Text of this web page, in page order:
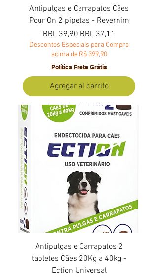
Antipulgas e Carrapatos Cães
Pour On 2 pipetas - Revernim
Precio
BRL 39,90 Precio de oferta
BRL 37,11
Descontos Especiais para Compra
acima de R$ 399,90
Política Frete Grátis
Agregar al carrito
Antipulgas e Carrapatos 2
tabletes Cães 20Kg a 40kg -
Ection Universal